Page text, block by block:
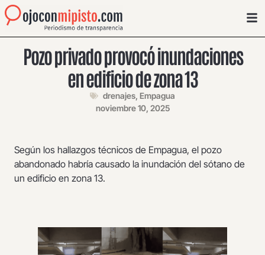
Pozo privado provocó inundaciones
en edificio de zona 13
drenajes, Empagua
noviembre 10, 2025
Según los hallazgos técnicos de Empagua, el pozo
abandonado habría causado la inundación del sótano de
un edificio en zona 13.